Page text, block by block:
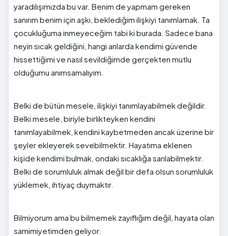
yaradılışımızda bu var. Benim de yapmam gereken
sanırım benim için aşkı, beklediğim ilişkiyi tanımlamak. Ta
çocukluğuma inmeyeceğim tabi ki burada. Sadece bana
neyin sıcak geldiğini, hangi anlarda kendimi güvende
hissettiğimi ve nasıl sevildiğimde gerçekten mutlu
olduğumu anımsamalıyım.
Belki de bütün mesele, ilişkiyi tanımlayabilmek değildir.
Belki mesele, biriyle birlikteyken kendini
tanımlayabilmek, kendini kaybetmeden ancak üzerine bir
şeyler ekleyerek sevebilmektir. Hayatıma eklenen
kişide kendimi bulmak, ondaki sıcaklığa sarılabilmektir.
Belki de sorumluluk almak değil bir defa olsun sorumluluk
yüklemek, ihtiyaç duymaktır.
Bilmiyorum ama bu bilmemek zayıflığım değil, hayata olan
samimiyetimden geliyor.